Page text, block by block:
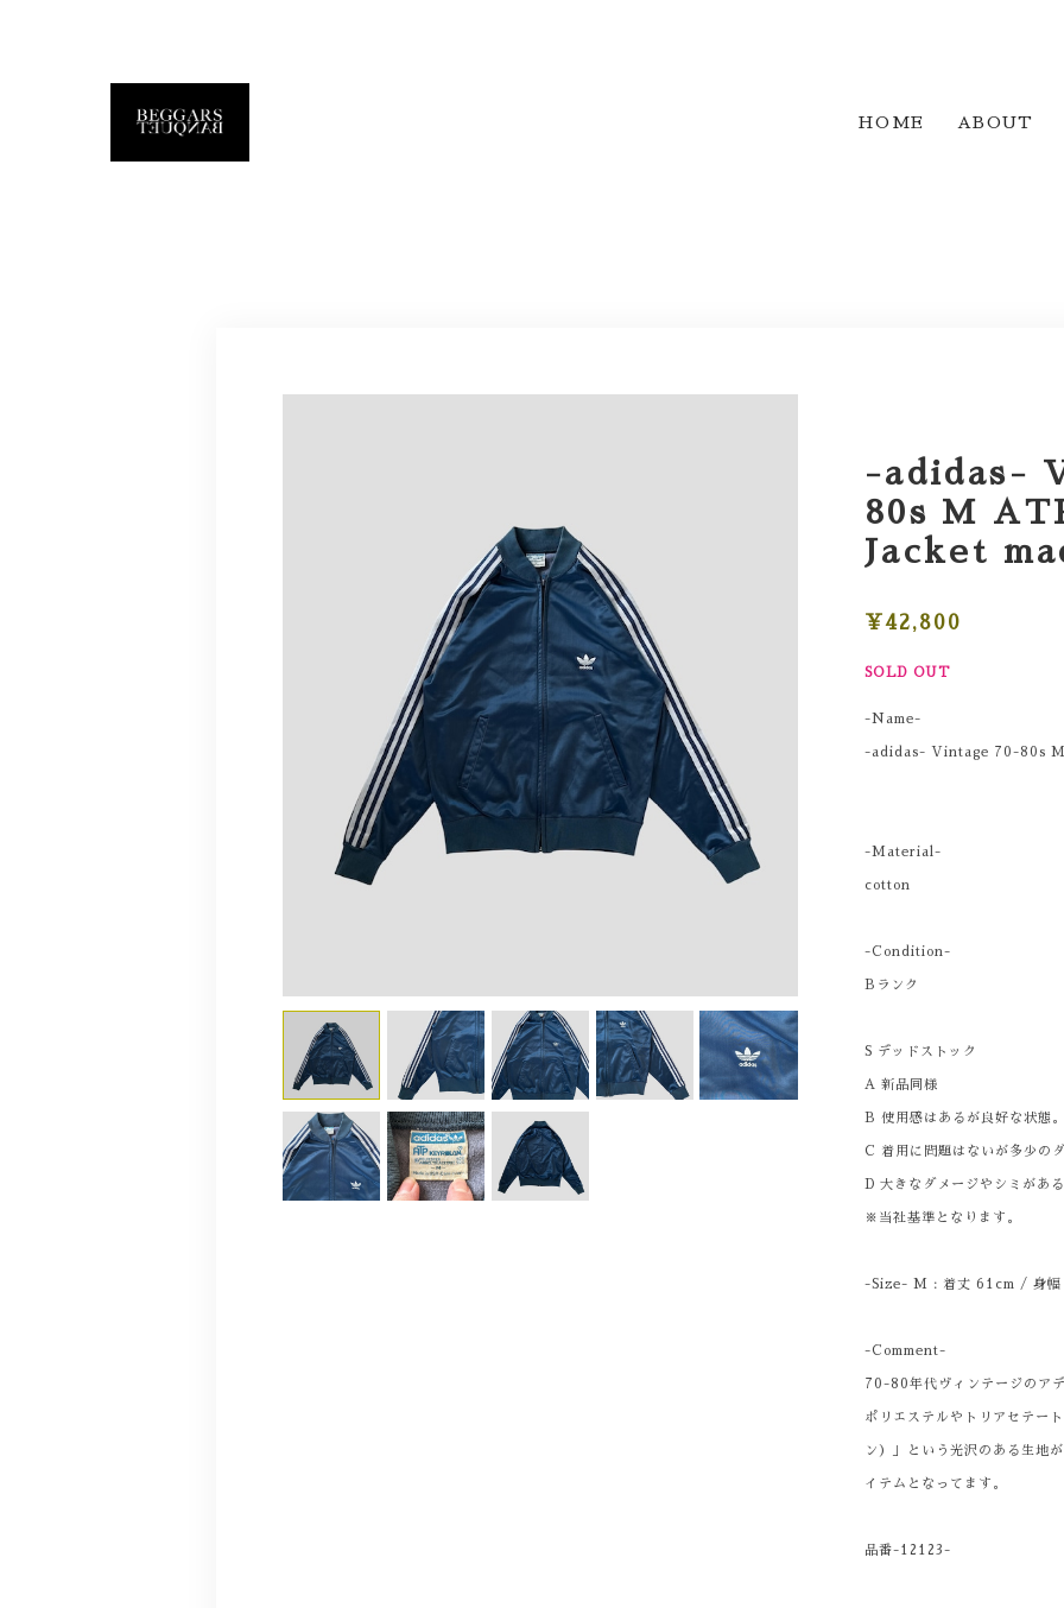
HOME ABOUT
-adidas-
80s M
Jacket
¥42,800
SOLD OUT
-Name-
-adidas- Vintage 70-80s
-Material-
cotton
-Condition-
Bランク
S デッドストック
A 新品同様
B 使用感はあるが良好な状態
C 着用に問題はないが多少の
D 大きなダメージやシミがあ
※当社基準となります。
-Size- M : 着丈 61cm / 身幅
-Comment-
70-80年代ヴィンテージのア
ポリエステルやトリアセテ
ン）」という光沢のある生地
イテムとなってます。
品番-12123-